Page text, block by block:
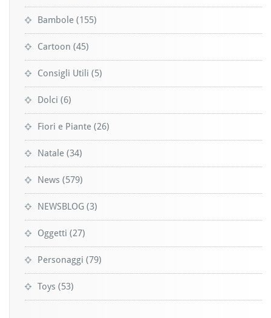
Bambole (155)
Cartoon (45)
Consigli Utili (5)
Dolci (6)
Fiori e Piante (26)
Natale (34)
News (579)
NEWSBLOG (3)
Oggetti (27)
Personaggi (79)
Toys (53)